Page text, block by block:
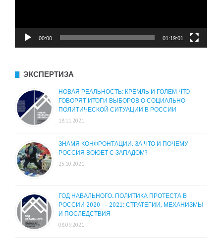
00:00 01:19:01
ЭКСПЕРТИЗА
НОВАЯ РЕАЛЬНОСТЬ: КРЕМЛЬ И ГОЛЕМ ЧТО
ГОВОРЯТ ИТОГИ ВЫБОРОВ О СОЦИАЛЬНО-
ПОЛИТИЧЕСКОЙ СИТУАЦИИ В РОССИИ
18.11.2021
ЗНАМЯ КОНФРОНТАЦИИ. ЗА ЧТО И ПОЧЕМУ
РОССИЯ ВОЮЕТ С ЗАПАДОМ?
25.10.2021
ГОД НАВАЛЬНОГО. ПОЛИТИКА ПРОТЕСТА В
РОССИИ 2020 — 2021: СТРАТЕГИИ, МЕХАНИЗМЫ
И ПОСЛЕДСТВИЯ
08.09.2021